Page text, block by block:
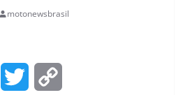
motonewsbrasil